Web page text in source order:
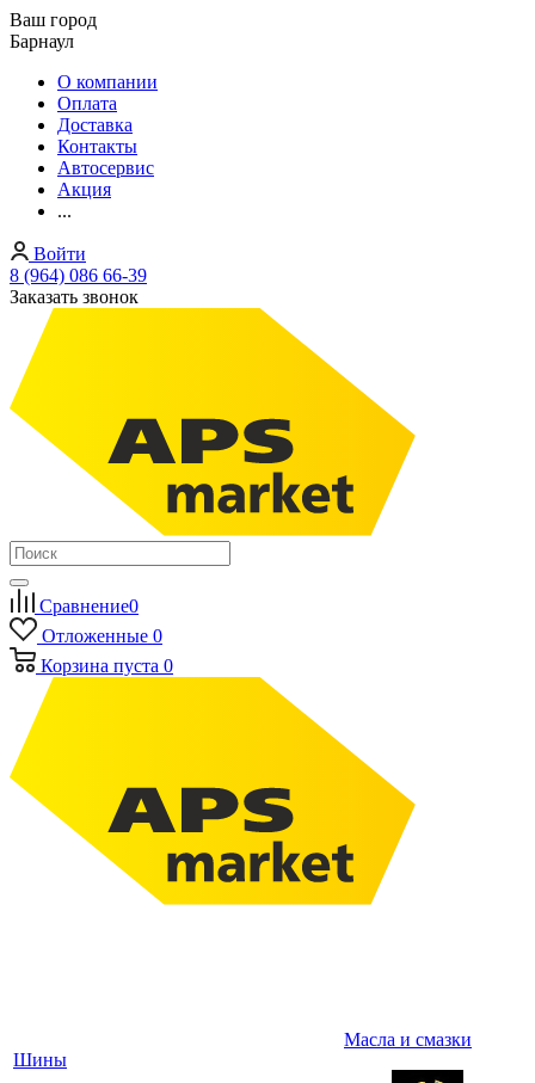
Ваш город
Барнаул
О компании
Оплата
Доставка
Контакты
Автосервис
Акция
...
Войти
8 (964) 086 66-39
Заказать звонок
Сравнение0
Отложенные 0
Корзина пуста 0
Шины
Масла и смазки